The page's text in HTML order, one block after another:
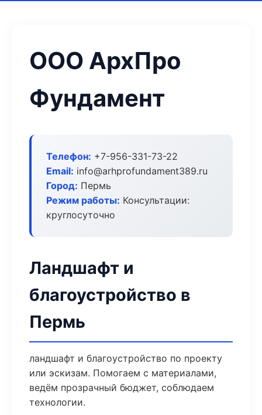
ООО АрхПро
Фундамент
Телефон: +7-956-331-73-22
Email: info@arhprofundament389.ru
Город: Пермь
Режим работы: Консультации:
круглосуточно
Ландшафт и
благоустройство в
Пермь
ландшафт и благоустройство по проекту
или эскизам. Помогаем с материалами,
ведём прозрачный бюджет, соблюдаем
технологии.